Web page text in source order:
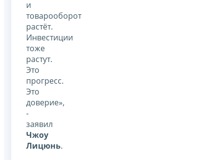
и
товарооборот
растёт.
Инвестиции
тоже
растут.
Это
прогресс.
Это
доверие»,
-
заявил
Чжоу
Лицюнь.